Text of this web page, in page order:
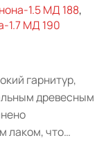
1.5 МД 188,
1.7 МД 190
гарнитур,
древесным
лаком, что